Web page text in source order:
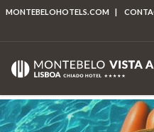
MONTEBELOHOTELS.COM |